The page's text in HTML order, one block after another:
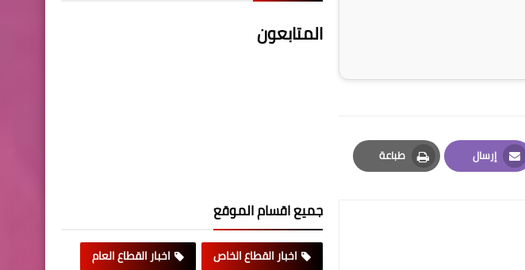
إرسال
Email
طباعة
Print
المتابعون
جميع اقسام الموقع
اخبار القطاع الخاص
اخبار القطاع العام